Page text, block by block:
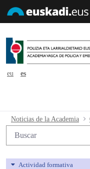
eu
es
Convocatoria
Noticias de la Academia
Búsqueda web
Actividad formativa